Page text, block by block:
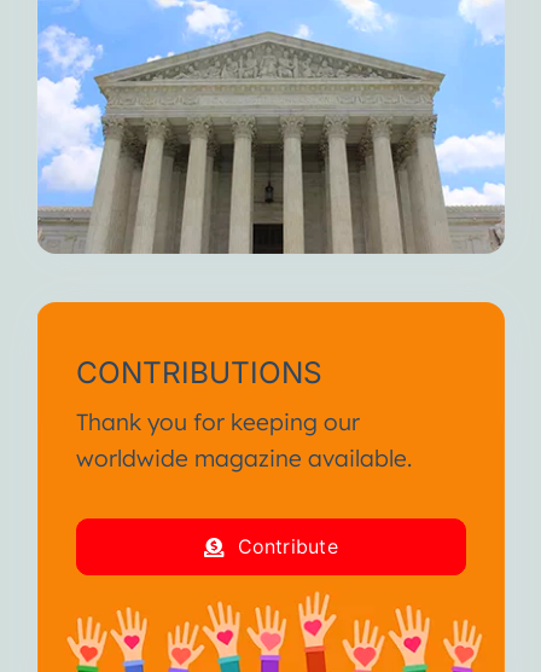
CONTRIBUTIONS
Thank you for keeping our
worldwide magazine available.
Contribute